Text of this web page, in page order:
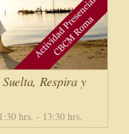
Respira y
hrs. - 13:30 hrs.